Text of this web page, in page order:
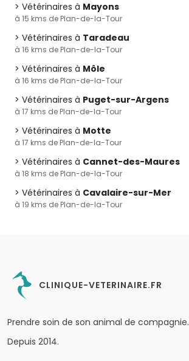
Vétérinaires à Mayons
à 15 kms de Plan-de-la-Tour
Vétérinaires à Taradeau
à 16 kms de Plan-de-la-Tour
Vétérinaires à Môle
à 16 kms de Plan-de-la-Tour
Vétérinaires à Puget-sur-Argens
à 17 kms de Plan-de-la-Tour
Vétérinaires à Motte
à 17 kms de Plan-de-la-Tour
Vétérinaires à Cannet-des-Maures
à 18 kms de Plan-de-la-Tour
Vétérinaires à Cavalaire-sur-Mer
à 19 kms de Plan-de-la-Tour
CLINIQUE-VETERINAIRE.FR
Prendre soin de son animal de compagnie.
Depuis 2014.